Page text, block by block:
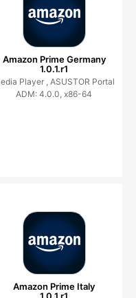
Amazon Prime Germany
1.0.1.r1
Player , ASUSTOR Portal
ADM: 4.0.0, x86-64
Amazon Prime Italy
1.0.1.r1